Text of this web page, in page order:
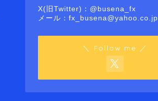
X(旧Twitter)：@busena_fx
メール：fx_busena@yahoo.co.jp
＼ Follow me ／